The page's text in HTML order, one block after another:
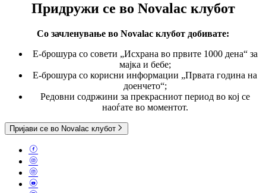
Придружи се во Novalac клубот
Со зачленување во Novalac клубот добивате:
E-брошура со совети „Исхрана во првите 1000 дена“ за
мајка и бебе;
Е-брошура со корисни информации „Првата година на
доенчето“;
Редовни содржини за прекрасниот период во кој се
наоѓате во моментот.
Пријави се во Novalac клубот